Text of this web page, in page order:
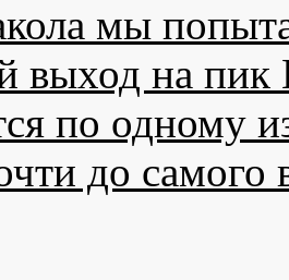
мы
выход на
по одному
до самого